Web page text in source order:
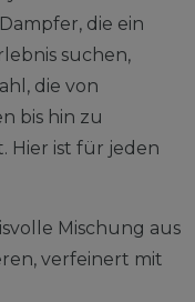
die ein
suchen,
die von
bis hin zu
Hier ist für jeden
Mischung aus
verfeinert mit